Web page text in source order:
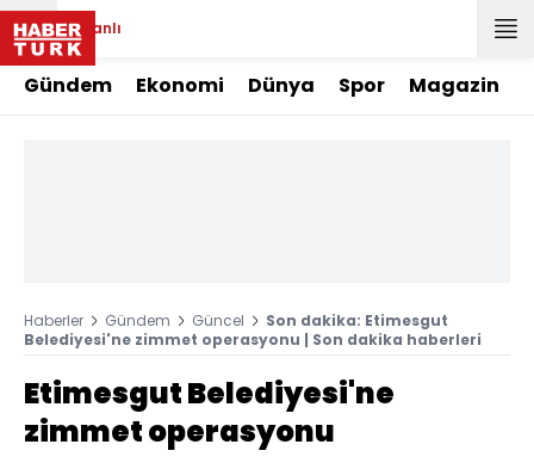
Canlı
Gündem Ekonomi Dünya Spor Magazin
Haberler Gündem Güncel
Son dakika: Etimesgut
Belediyesi'ne zimmet operasyonu | Son dakika haberleri
Etimesgut Belediyesi'ne
zimmet operasyonu